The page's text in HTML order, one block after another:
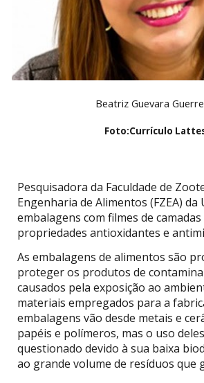
Beatriz Guevara
Foto:Currículo
Pesquisadora da Faculdade de
Engenharia de Alimentos (FZEA) da
embalagens com filmes de
propriedades antioxidantes e
As embalagens de alimentos são
proteger os produtos de
causados pela exposição ao
materiais empregados para a
embalagens vão desde metais e
papéis e polímeros, mas o uso
questionado devido à sua baixa
ao grande volume de resíduos que